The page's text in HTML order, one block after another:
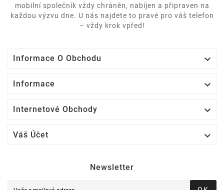
mobilní společník vždy chráněn, nabíjen a připraven na
každou výzvu dne. U nás najdete to pravé pro váš telefon
– vždy krok vpřed!
Informace O Obchodu 
Informace 
Internetové Obchody 
Váš Účet 
Newsletter